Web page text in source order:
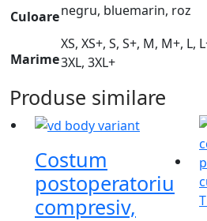
Culoarenegru, bluemarin, roz
Marime
XS, XS+, S, S+, M, M+, L,
3XL, 3XL+
Produse similare
Costum
postoperatoriu
compresiv,